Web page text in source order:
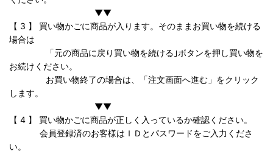
▼▼
【 3 】 買い物かごに商品が入ります。そのままお買い物を続ける
場合は
「元の商品に戻り買い物を続ける｣ボタンを押し買い物を
お続けください。
お買い物終了の場合は、「注文画面へ進む」をクリック
します。
▼▼
【 4 】 買い物かごに商品が正しく入っているか確認ください。
会員登録済のお客様はＩＤとパスワードをご入力くださ
い。